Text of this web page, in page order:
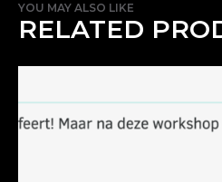
YOU MAY ALSO LIKE
RELATED